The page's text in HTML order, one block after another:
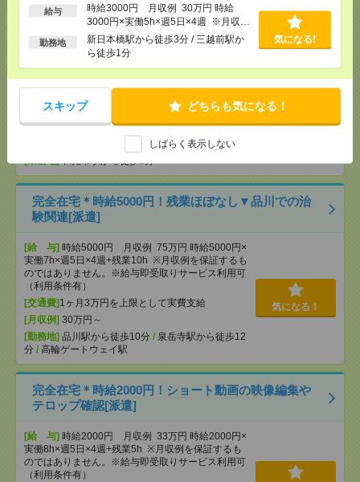
給与
時給3000円 月収例 30万円 時給
3000円×実働5h×週5日×4週 ※月収例
を保証するものではありません。※給
与即受取りサービス利用可（利用条件
勤務地
新日本橋駅から徒歩3分 / 三越前駅か
ら徒歩1分
気になる!
スキップ どちらも気になる！
しばらく表示しない
[月収例]30万円～
新日本橋駅から徒歩3分/三越前駅から徒
歩1分
≪憧れ大手企業≫総務のオシゴト！のびのび働く！
[給 与]時給1800円＋交
交通費実費支給（当社規定あり）
[勤務地]和光市駅から徒歩5分
完全在宅＊時給5000円！残業ほぼなし▼品川での治
験関連[派遣]
[給 与] 時給5000円 月収例 75万円 時給5000円×
実働7h×週5日×4週+残業10h ※月収例を保証するも
のではありません。※給与即受取りサービス利用可
（利用条件有）
[交通費]1ヶ月3万円を上限として実費支給
[月収例] 30万円～
[勤務地] 品川駅から徒歩10分 / 泉岳寺駅から徒歩12
分 / 高輪ゲートウェイ駅
気になる！
完全在宅＊時給2000円！ショート動画の映像編集や
テロップ確認[派遣]
[給 与] 時給2000円 月収例 33万円 時給2000円×
実働8h×週5日×4週+残業5h ※月収例を保証するも
のではありません。※給与即受取りサービス利用可
（利用条件有）